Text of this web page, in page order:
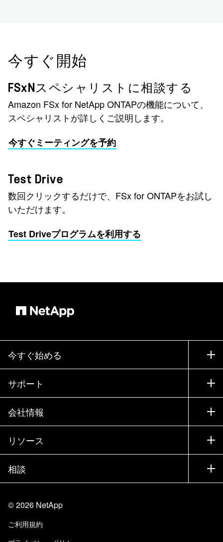
グ記事を参照してください。
さい。
今すぐ開始
FSxNスペシャリストに相談する
Amazon FSx for NetApp ONTAPの機能について、
スペシャリストが詳しくご説明します。
今すぐミーティングを予約
Test Drive
数回クリックするだけで、FSx for ONTAPをお試し
いただけます。
Test Driveプログラムを利用する
今すぐ始める
購入方法
営業チームへのお問い合わせ
パートナーを検索
エグゼクティブ ブリーフィング
製品A-Z
サポート
サポート
トレーニング
ドキュメント
ナレッジ ベース
コミュニティ
知識の習得
会社情報
会社情報
パートナー
採用情報
Trust Center
責任と持続可能性
リソース
ニュースルーム
イベント
ブログ
カスタマー エクスペリエンス
ユーザ事例
相談
当サイトに関するフィードバック
アクセシビリティ
©2026 NetApp
ご利用規約